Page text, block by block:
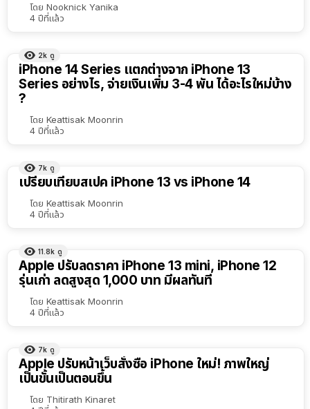
โดย Nooknick Yanika
4 ปีที่แล้ว
2k ดู
iPhone 14 Series แตกต่างจาก iPhone 13
Series อย่างไร, จ่ายเงินเพิ่ม 3-4 พัน ได้อะไรใหม่บ้าง
?
โดย Keattisak Moonrin
4 ปีที่แล้ว
7k ดู
เปรียบเทียบสเปค iPhone 13 vs iPhone 14
โดย Keattisak Moonrin
4 ปีที่แล้ว
11.8k ดู
Apple ปรับลดราคา iPhone 13 mini, iPhone 12
รุ่นเก่า ลดสูงสุด 1,000 บาท มีผลทันที
โดย Keattisak Moonrin
4 ปีที่แล้ว
7k ดู
Apple ปรับหน้าเว็บสั่งซื้อ iPhone ใหม่! ภาพใหญ่
เป็นขั้นเป็นตอนขึ้น
โดย Thitirath Kinaret